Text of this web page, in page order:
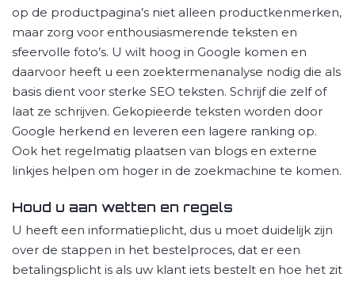
op de productpagina’s niet alleen productkenmerken,
maar zorg voor enthousiasmerende teksten en
sfeervolle foto’s. U wilt hoog in Google komen en
daarvoor heeft u een zoektermenanalyse nodig die als
basis dient voor sterke SEO teksten. Schrijf die zelf of
laat ze schrijven. Gekopieerde teksten worden door
Google herkend en leveren een lagere ranking op.
Ook het regelmatig plaatsen van blogs en externe
linkjes helpen om hoger in de zoekmachine te komen.
Houd u aan wetten en regels
U heeft een informatieplicht, dus u moet duidelijk zijn
over de stappen in het bestelproces, dat er een
betalingsplicht is als uw klant iets bestelt en hoe het zit